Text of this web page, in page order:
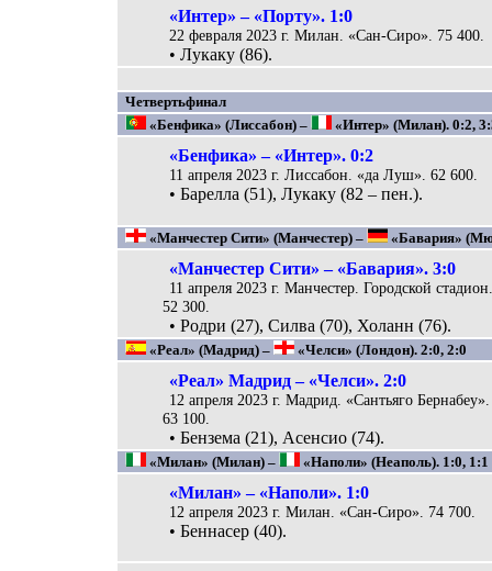
«Интер» – «Порту». 1:0
22 февраля 2023 г. Милан. «Сан-Сиро». 75 400.
• Лукаку (86).
Четвертьфинал
«Бенфика» (Лиссабон) –
«Интер» (Милан). 0:2,
«Бенфика» – «Интер». 0:2
11 апреля 2023 г. Лиссабон. «да Луш». 62 600.
• Барелла (51), Лукаку (82 – пен.).
«Манчестер Сити» (Манчестер) – «Бавария»
«Манчестер Сити» – «Бавария». 3:0
11 апреля 2023 г. Манчестер. Городской
52 300.
• Родри (27), Силва (70), Холанн (76).
«Реал» (Мадрид) – «Челси» (Лондон). 2:0, 2:0
«Реал» Мадрид – «Челси». 2:0
12 апреля 2023 г. Мадрид. «Сантьяго Бернабеу».
63 100.
• Бензема (21), Асенсио (74).
«Милан» (Милан) – «Наполи» (Неаполь). 1:0, 1:1
«Милан» – «Наполи». 1:0
12 апреля 2023 г. Милан. «Сан-Сиро». 74 700.
• Беннасер (40).